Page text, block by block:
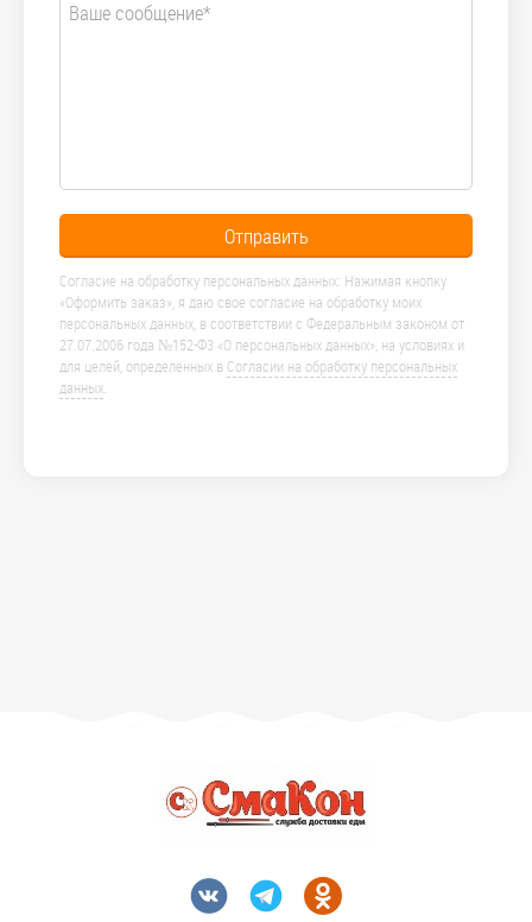
Отправить
Согласие на обработку персональных данных: Нажимая кнопку
«Оформить заказ», я даю свое согласие на обработку моих
персональных данных, в соответствии с Федеральным законом от
27.07.2006 года №152-Ф3 «О персональных данных», на условиях и
для целей, определенных в Согласии на обработку персональных
данных.